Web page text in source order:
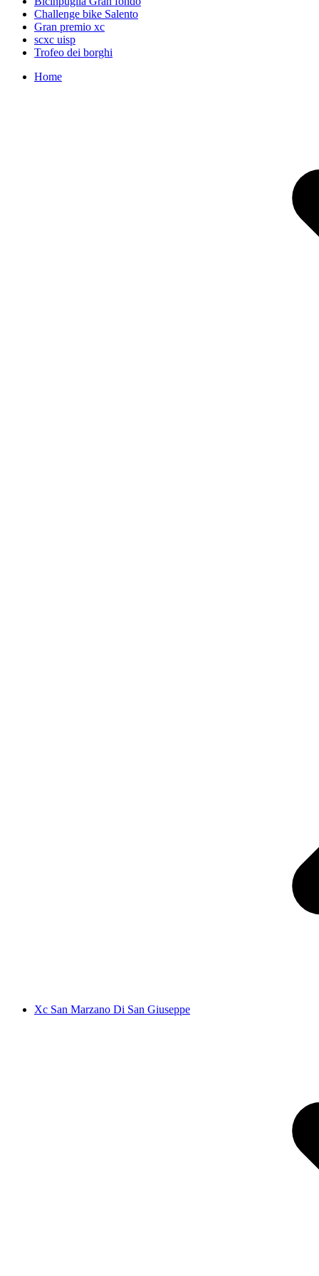
Challenge bike Salento
Gran premio xc
scxc uisp
Trofeo dei borghi
Home
Xc San Marzano Di San Giuseppe